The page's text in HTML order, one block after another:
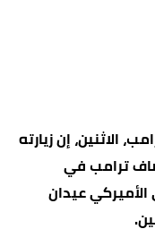
الاثنين، إن زيارته
ترامب في
الأميركي عيدان